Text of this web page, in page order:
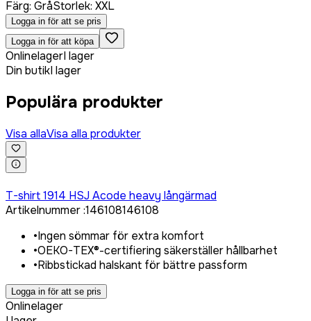
Färg: GråStorlek: XXL
Logga in för att se pris
Logga in för att köpa
OnlinelagerI lager
Din butikI lager
Populära produkter
Visa allaVisa alla produkter
T-shirt 1914 HSJ Acode heavy långärmad
Artikelnummer:146108146108
•Ingen sömmar för extra komfort
•OEKO-TEX®-certifiering säkerställer hållbarhet
•Ribbstickad halskant för bättre passform
Logga in för att se pris
Onlinelager